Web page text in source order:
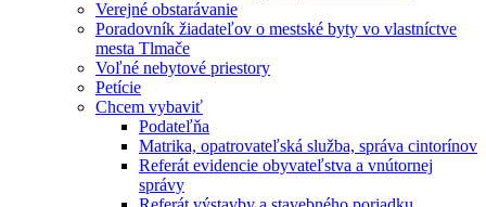
Verejné obstarávanie
Poradovník žiadateľov o mestské byty vo vlastníctve
mesta Tlmače
Voľné nebytové priestory
Petície
Chcem vybaviť
Podateľňa
Matrika, opatrovateľská služba, správa cintorínov
Referát evidencie obyvateľstva a vnútornej
správy